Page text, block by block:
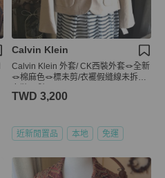
Calvin Klein
Calvin Klein 外套/ CK西裝外套🪢全新
🪢棉麻色🪢標未剪/衣襬假縫線未拆🪢
TWD 3,200
近新閒置品 本地 免運